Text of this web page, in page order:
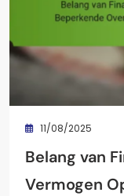
11/08/2025
Belang van
Vermogen